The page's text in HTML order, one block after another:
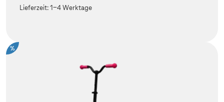
Lieferzeit:1-4 Werktage
%